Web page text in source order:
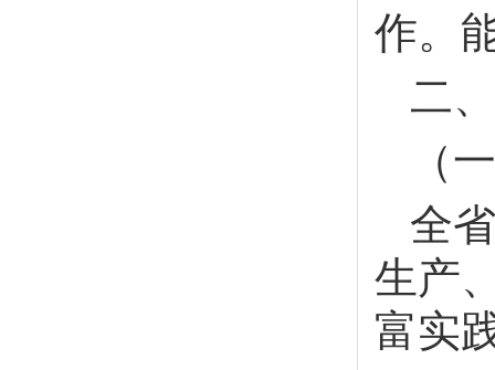
作。
二
（
全
生产
富实